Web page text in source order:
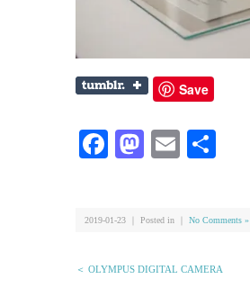
Save
Facebook
Mastodon
Email
2019-01-23 ｜ Posted in ｜ No Comments »
＜ OLYMPUS DIGITAL CAMERA